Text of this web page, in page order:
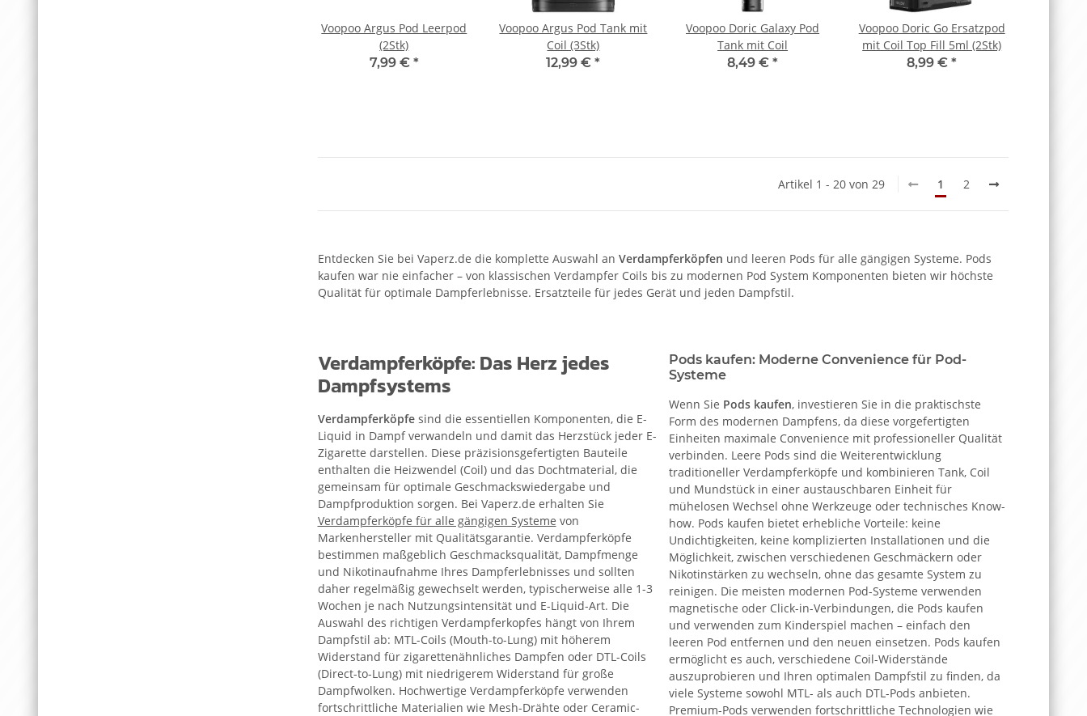
Voopoo Argus Pod Leerpod
(2Stk)
7,99 € *
Voopoo Argus Pod Tank mit
Coil (3Stk)
12,99 €*
Voopoo Doric Galaxy Pod
Tank mit Coil
8,49 €*
Voopoo Doric Go Ersatzpod
mit Coil Top Fill 5ml (2Stk)
8,99 €*
Artikel 1 - 20 von 29 1 2
Entdecken Sie bei Vaperz.de die komplette Auswahl an Verdampferköpfen und leeren Pods für alle gängigen Systeme. Pods
kaufen war nie einfacher – von klassischen Verdampfer Coils bis zu modernen Pod System Komponenten bieten wir höchste
Qualität für optimale Dampferlebnisse. Ersatzteile für jedes Gerät und jeden Dampfstil.
Verdampferköpfe: Das Herz jedes
Dampfsystems
Verdampferköpfesind die essentiellen Komponenten, die E-
Liquid in Dampf verwandeln und damit das Herzstück jeder E-
Zigarette darstellen. Diese präzisionsgefertigten Bauteile
enthalten die Heizwendel (Coil) und das Dochtmaterial, die
gemeinsam für optimale Geschmackswiedergabe und
Dampfproduktion sorgen. Bei Vaperz.de erhalten Sie
Verdampferköpfe für alle gängigen Systeme von
Markenhersteller mit Qualitätsgarantie. Verdampferköpfe
bestimmen maßgeblich Geschmacksqualität, Dampfmenge
und Nikotinaufnahme Ihres Dampferlebnisses und sollten
daher regelmäßig gewechselt werden, typischerweise alle 1-3
Wochen je nach Nutzungsintensität und E-Liquid-Art. Die
Auswahl des richtigen Verdampferkopfes hängt von Ihrem
Dampfstil ab: MTL-Coils (Mouth-to-Lung) mit höherem
Widerstand für zigarettenähnliches Dampfen oder DTL-Coils
(Direct-to-Lung) mit niedrigerem Widerstand für große
Dampfwolken. Hochwertige Verdampferköpfe verwenden
fortschrittliche Materialien wie Mesh-Drähte oder Ceramic-
Pods kaufen: Moderne Convenience für Pod-
Systeme
Wenn Sie Pods kaufen, investieren Sie in die praktischste
Form des modernen Dampfens, da diese vorgefertigten
Einheiten maximale Convenience mit professioneller Qualität
verbinden. Leere Pods sind die Weiterentwicklung
traditioneller Verdampferköpfe und kombinieren Tank, Coil
und Mundstück in einer austauschbaren Einheit für
mühelosen Wechsel ohne Werkzeuge oder technisches Know-
how. Pods kaufen bietet erhebliche Vorteile: keine
Undichtigkeiten, keine komplizierten Installationen und die
Möglichkeit, zwischen verschiedenen Geschmäckern oder
Nikotinstärken zu wechseln, ohne das gesamte System zu
reinigen. Die meisten modernen Pod-Systeme verwenden
magnetische oder Click-in-Verbindungen, die Pods kaufen
und verwenden zum Kinderspiel machen – einfach den
leeren Pod entfernen und den neuen einsetzen. Pods kaufen
ermöglicht es auch, verschiedene Coil-Widerstände
auszuprobieren und Ihren optimalen Dampfstil zu finden, da
viele Systeme sowohl MTL- als auch DTL-Pods anbieten.
Premium-Pods verwenden fortschrittliche Technologien wie